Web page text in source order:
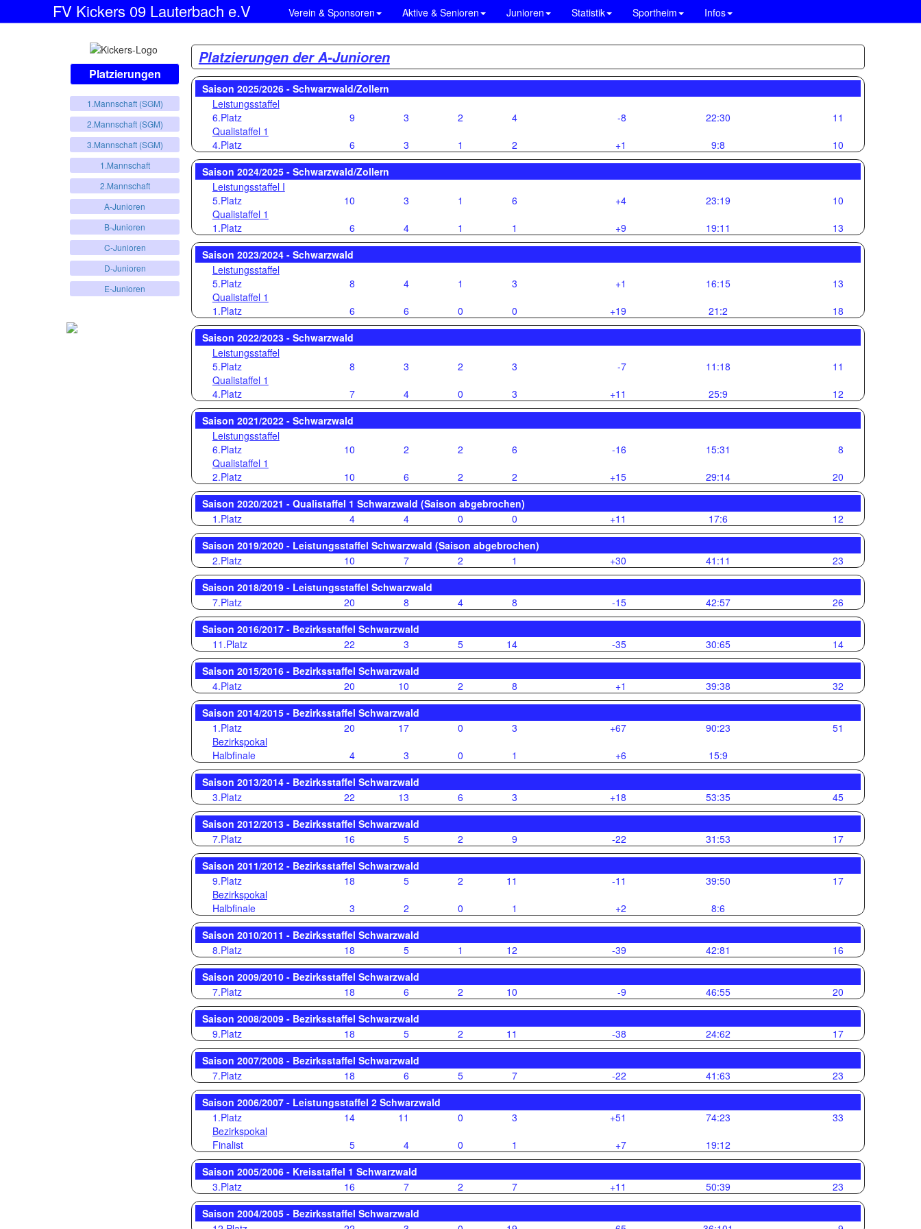
FV Kickers 09 Lauterbach e.V Verein & Sponsoren Aktive & Senioren Junioren Statistik Sportheim Infos
Platzierungen
1.Mannschaft (SGM)
2.Mannschaft (SGM)
3.Mannschaft (SGM)
1.Mannschaft
2.Mannschaft
A-Junioren
B-Junioren
C-Junioren
D-Junioren
E-Junioren
Platzierungen der A-Junioren
Saison 2025/2026 - Schwarzwald/Zollern
Leistungsstaffel
6.Platz
9 3 2 4 -8 22:30
11
Qualistaffel 1
4.Platz
6 3 1 2 +1 9:8
10
Saison 2024/2025 - Schwarzwald/Zollern
Leistungsstaffel I
5.Platz
10 3 1 6 +4 23:19
10
Qualistaffel 1
1.Platz
6 4 1 1 +9 19:11
13
Saison 2023/2024 - Schwarzwald
Leistungsstaffel
5.Platz
8 4 1 3 +1 16:15
13
Qualistaffel 1
1.Platz
6 6 0 0 +19 21:2
18
Saison 2022/2023 - Schwarzwald
Leistungsstaffel
5.Platz
8 3 2 3 -7 11:18
11
Qualistaffel 1
4.Platz
7 4 0 3 +11 25:9
12
Saison 2021/2022 - Schwarzwald
Leistungsstaffel
6.Platz
10 2 2 6 -16 15:31
8
Qualistaffel 1
2.Platz
10 6 2 2 +15 29:14
20
Saison 2020/2021 - Qualistaffel 1 Schwarzwald (Saison abgebrochen)
1.Platz
4 4 0 0 +11 17:6
12
Saison 2019/2020 - Leistungsstaffel Schwarzwald (Saison abgebrochen)
2.Platz
10 7 2 1 +30 41:11
23
Saison 2018/2019 - Leistungsstaffel Schwarzwald
7.Platz
20 8 4 8 -15 42:57
26
Saison 2016/2017 - Bezirksstaffel Schwarzwald
11.Platz
22 3 5 14 -35 30:65
14
Saison 2015/2016 - Bezirksstaffel Schwarzwald
4.Platz
20 10 2 8 +1 39:38
32
Saison 2014/2015 - Bezirksstaffel Schwarzwald
1.Platz
20 17 0 3 +67 90:23
51
Bezirkspokal
Halbfinale
4 3 0 1 +6
15:9
Saison 2013/2014 - Bezirksstaffel Schwarzwald
3.Platz
22 13 6 3 +18 53:35
45
Saison 2012/2013 - Bezirksstaffel Schwarzwald
7.Platz
16 5 2 9 -22 31:53
17
Saison 2011/2012 - Bezirksstaffel Schwarzwald
9.Platz
18 5 2 11 -11 39:50
17
Bezirkspokal
Halbfinale
3 2 0 1 +2
8:6
Saison 2010/2011 - Bezirksstaffel Schwarzwald
8.Platz
18 5 1 12 -39 42:81
16
Saison 2009/2010 - Bezirksstaffel Schwarzwald
7.Platz
18 6 2 10 -9 46:55
20
Saison 2008/2009 - Bezirksstaffel Schwarzwald
9.Platz
18 5 2 11 -38 24:62
17
Saison 2007/2008 - Bezirksstaffel Schwarzwald
7.Platz
18 6 5 7 -22 41:63
23
Saison 2006/2007 - Leistungsstaffel 2 Schwarzwald
1.Platz
14 11 0 3 +51 74:23
33
Bezirkspokal
Finalist
5 4 0 1 +7
19:12
Saison 2005/2006 - Kreisstaffel 1 Schwarzwald
3.Platz
16 7 2 7 +11 50:39
23
Saison 2004/2005 - Bezirksstaffel Schwarzwald